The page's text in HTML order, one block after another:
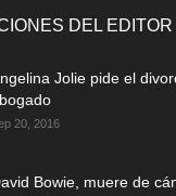
DEL EDITOR
Jolie pide el
20, 2016
Bowie, muere de